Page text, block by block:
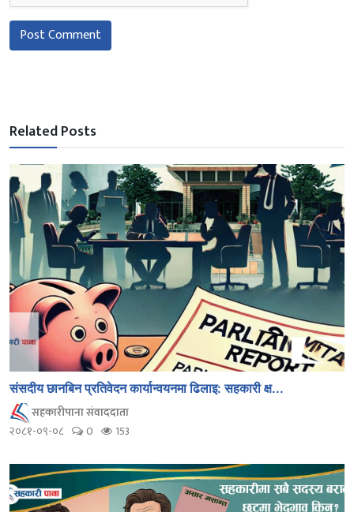
Post Comment
Related Posts
संसदीय छानबिन प्रतिवेदन कार्यान्वयनमा ढिलाइ: सहकारी क्ष...
सहकारीपाना संवाददाता
२०८१-०९-०८
0 153